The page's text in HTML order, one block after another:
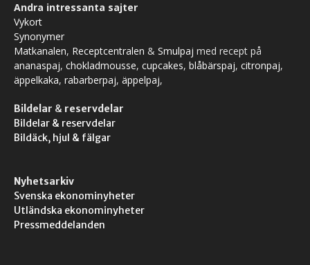
Andra intressanta sajter
Vykort
Synonymer
Matkanalen, Receptcentralen & Smulpaj med recept på
ananaspaj, chokladmousse, cupcakes, blåbärspaj, citronpaj,
äppelkaka, rabarberpaj, äppelpaj,
Bildelar & reservdelar
Bildelar & reservdelar
Bildäck, hjul & fälgar
Nyhetsarkiv
Svenska ekonominyheter
Utländska ekonominyheter
Pressmeddelanden